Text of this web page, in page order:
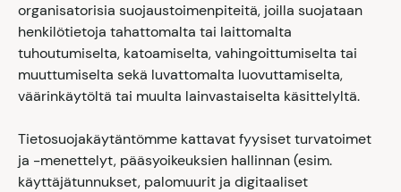
organisatorisia suojaustoimenpiteitä, joilla suojataan
henkilötietoja tahattomalta tai laittomalta
tuhoutumiselta, katoamiselta, vahingoittumiselta tai
muuttumiselta sekä luvattomalta luovuttamiselta,
väärinkäytöltä tai muulta lainvastaiselta käsittelyltä.
Tietosuojakäytäntömme kattavat fyysiset turvatoimet
ja -menettelyt, pääsyoikeuksien hallinnan (esim.
käyttäjätunnukset, palomuurit ja digitaaliset